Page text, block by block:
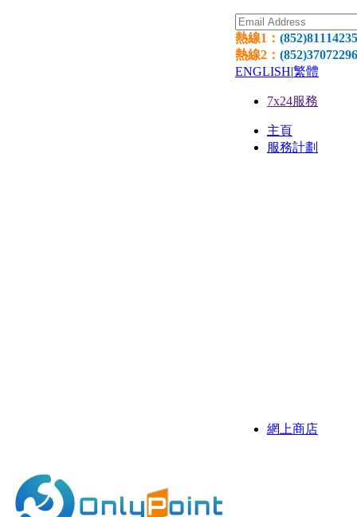
熱線1： (852)81114235
熱線2： (852)37072296
ENGLISH|繁體
7x24服務
主頁
服務計劃
網上商店